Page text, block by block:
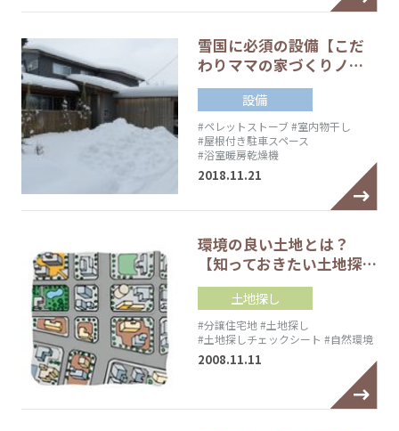
雪国に必須の設備【こだ
わりママの家づくりノ…
設備
#ペレットストーブ#室内物干し
#屋根付き駐車スペース
#浴室暖房乾燥機
2018.11.21
環境の良い土地とは？
【知っておきたい土地探…
土地探し
#分譲住宅地#土地探し
#土地探しチェックシート #自然環境
2008.11.11